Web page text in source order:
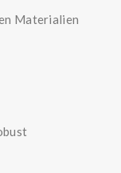
Materialien